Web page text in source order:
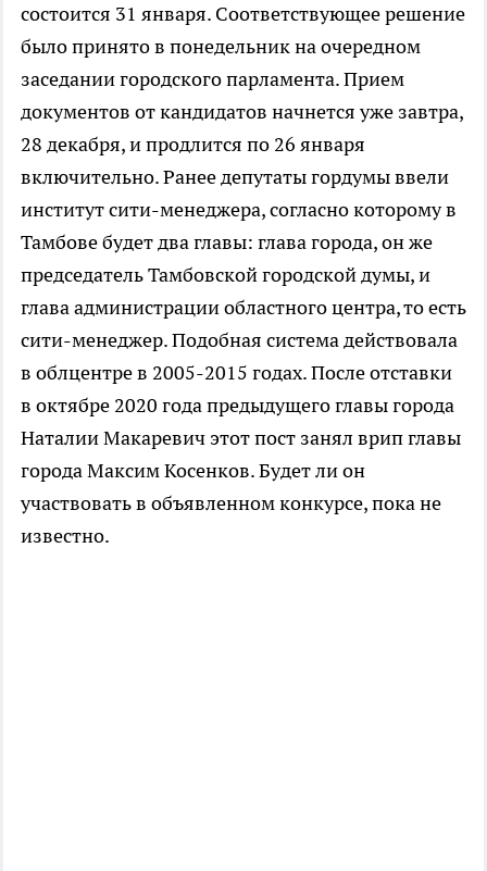
состоится 31 января. Соответствующее решение
было принято в понедельник на очередном
заседании городского парламента. Прием
документов от кандидатов начнется уже завтра,
28 декабря, и продлится по 26 января
включительно. Ранее депутаты гордумы ввели
институт сити-менеджера, согласно которому в
Тамбове будет два главы: глава города, он же
председатель Тамбовской городской думы, и
глава администрации областного центра, то есть
сити-менеджер. Подобная система действовала
в облцентре в 2005-2015 годах. После отставки
в октябре 2020 года предыдущего главы города
Наталии Макаревич этот пост занял врип главы
города Максим Косенков. Будет ли он
участвовать в объявленном конкурсе, пока не
известно.